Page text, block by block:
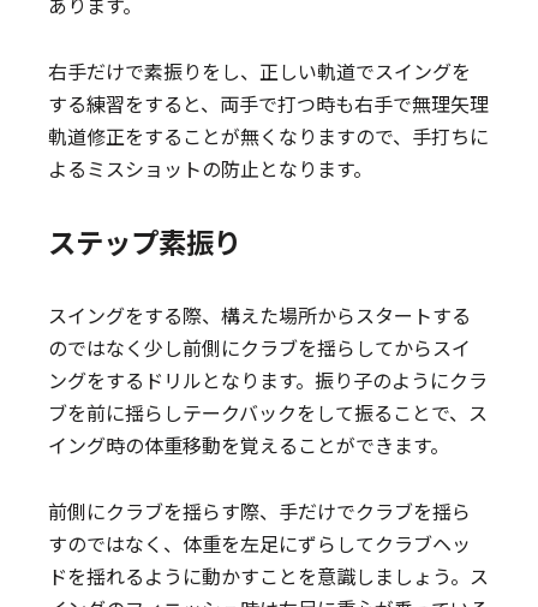
右手だけで素振りをし、正しい軌道でスイングを
する練習をすると、両手で打つ時も右手で無理矢理
軌道修正をすることが無くなりますので、手打ちに
よるミスショットの防止となります。
ステップ素振り
スイングをする際、構えた場所からスタートする
のではなく少し前側にクラブを揺らしてからスイ
ングをするドリルとなります。振り子のようにクラ
ブを前に揺らしテークバックをして振ることで、ス
イング時の体重移動を覚えることができます。
前側にクラブを揺らす際、手だけでクラブを揺ら
すのではなく、体重を左足にずらしてクラブヘッ
ドを揺れるように動かすことを意識しましょう。ス